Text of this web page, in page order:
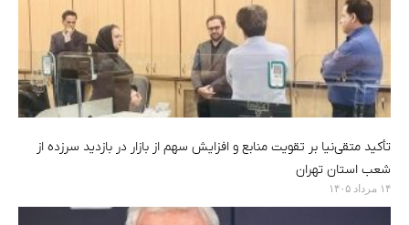
تأکید متقی‌نیا بر تقویت منابع و افزایش سهم از بازار در بازدید سرزده از
شعب استان تهران
۱۴ مرداد ۱۴۰۵